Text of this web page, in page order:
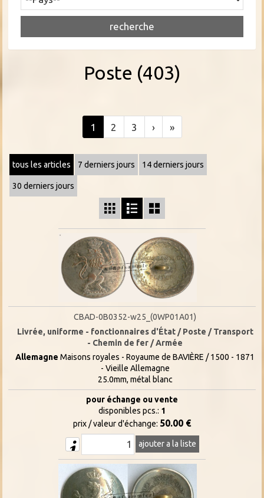
Poste (403)
1 2 3 › »
tous les articles 7 derniers jours 14 derniers jours
30 derniers jours
  
CBAD-0B0352-w25_(0WP01A01)
Livrée, uniforme - fonctionnaires d'État / Poste / Transport
- Chemin de fer / Armée
Allemagne Maisons royales - Royaume de BAVIÈRE / 1500 - 1871
- Vieille Allemagne
25.0mm, métal blanc
pour échange ou vente
disponibles pcs.: 1
prix / valeur d'échange: 50.00 €
ajouter a la liste